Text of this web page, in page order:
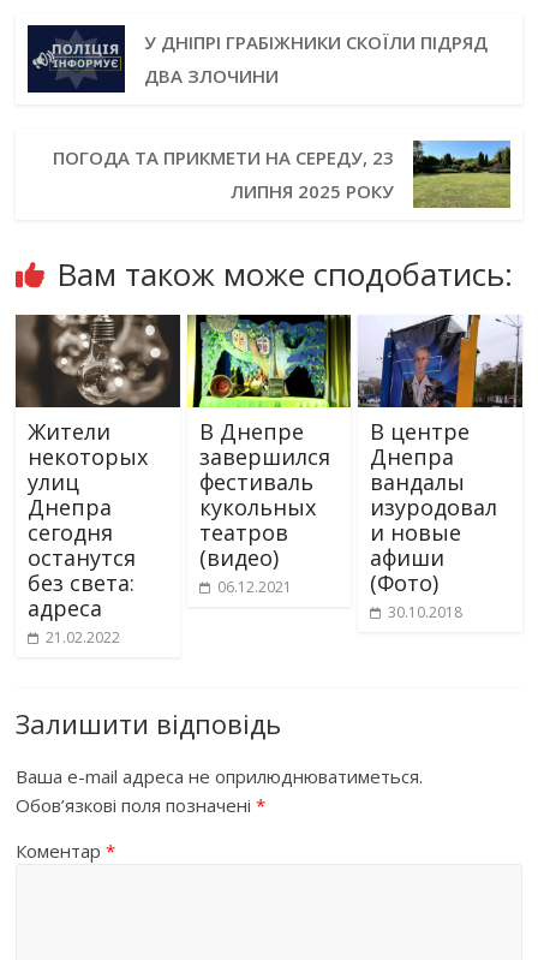
У ДНІПРІ ГРАБІЖНИКИ СКОЇЛИ ПІДРЯД
ДВА ЗЛОЧИНИ
ПОГОДА ТА ПРИКМЕТИ НА СЕРЕДУ, 23
ЛИПНЯ 2025 РОКУ
Вам також може сподобатись:
Жители
некоторых
улиц
Днепра
сегодня
останутся
без света:
адреса
21.02.2022
В Днепре
завершился
фестиваль
кукольных
театров
(видео)
06.12.2021
В центре
Днепра
вандалы
изуродовал
и новые
афиши
(Фото)
30.10.2018
Залишити відповідь
Ваша e-mail адреса не оприлюднюватиметься.
Обов’язкові поля позначені*
Коментар*